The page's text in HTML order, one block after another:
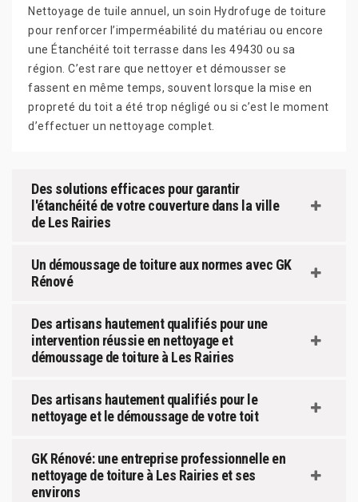
Nettoyage de tuile annuel, un soin Hydrofuge de toiture
pour renforcer l’imperméabilité du matériau ou encore
une Étanchéité toit terrasse dans les 49430 ou sa
région. C’est rare que nettoyer et démousser se
fassent en même temps, souvent lorsque la mise en
propreté du toit a été trop négligé ou si c’est le moment
d’effectuer un nettoyage complet.
Des solutions efficaces pour garantir
l'étanchéité de votre couverture dans la ville
de Les Rairies
Un démoussage de toiture aux normes avec GK
Rénové
Des artisans hautement qualifiés pour une
intervention réussie en nettoyage et
démoussage de toiture à Les Rairies
Des artisans hautement qualifiés pour le
nettoyage et le démoussage de votre toit
GK Rénové: une entreprise professionnelle en
nettoyage de toiture à Les Rairies et ses
environs